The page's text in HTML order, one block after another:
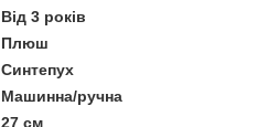
Від 3 років
Плюш
Синтепух
Машинна/ручна
27 см